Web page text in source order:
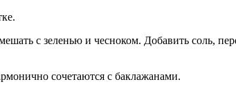
с зеленью и чесноком. Добавить соль,
сочетаются с баклажанами.